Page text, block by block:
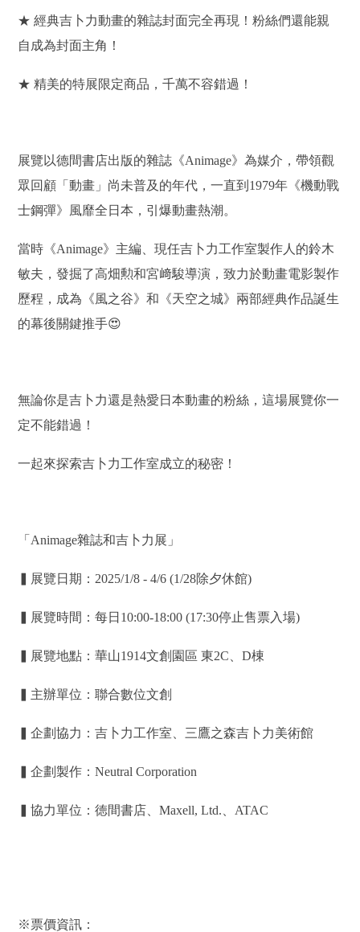
★ 經典吉卜力動畫的雜誌封面完全再現！粉絲們還能親
自成為封面主角！
★ 精美的特展限定商品，千萬不容錯過！
展覽以德間書店出版的雜誌《Animage》為媒介，帶領觀
眾回顧「動畫」尚未普及的年代，一直到1979年《機動戰
士鋼彈》風靡全日本，引爆動畫熱潮。
當時《Animage》主編、現任吉卜力工作室製作人的鈴木
敏夫，發掘了高畑勲和宮﨑駿導演，致力於動畫電影製作
歷程，成為《風之谷》和《天空之城》兩部經典作品誕生
的幕後關鍵推手😍
無論你是吉卜力還是熱愛日本動畫的粉絲，這場展覽你一
定不能錯過！
一起來探索吉卜力工作室成立的秘密！
「Animage雜誌和吉卜力展」
▍展覽日期：2025/1/8 - 4/6 (1/28除夕休館)
▍展覽時間：每日10:00-18:00 (17:30停止售票入場)
▍展覽地點：華山1914文創園區 東2C、D棟
▍主辦單位：聯合數位文創
▍企劃協力：吉卜力工作室、三鷹之森吉卜力美術館
▍企劃製作：Neutral Corporation
▍協力單位：徳間書店、Maxell, Ltd.、ATAC
※票價資訊：